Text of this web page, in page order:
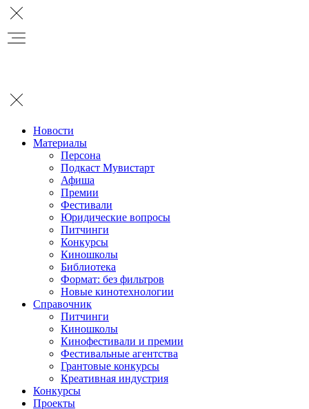
Новости
Материалы
Персона
Подкаст Мувистарт
Афиша
Премии
Фестивали
Юридические вопросы
Питчинги
Конкурсы
Киношколы
Библиотека
Формат: без фильтров
Новые кинотехнологии
Справочник
Питчинги
Киношколы
Кинофестивали и премии
Фестивальные агентства
Грантовые конкурсы
Креативная индустрия
Конкурсы
Проекты